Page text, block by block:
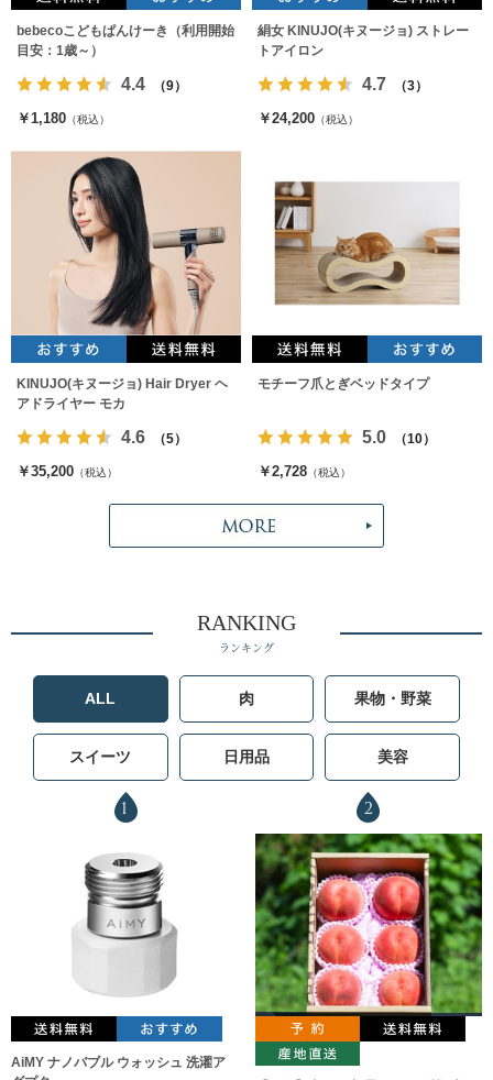
bebecoこどもぱんけーき（利用開始
目安：1歳～）
4.4 （9）
￥1,180 （税込）
絹女 KINUJO(キヌージョ) ストレー
トアイロン
4.7 （3）
￥24,200 （税込）
KINUJO(キヌージョ) Hair Dryer ヘ
アドライヤー モカ
4.6 （5）
￥35,200 （税込）
モチーフ爪とぎベッドタイプ
5.0 （10）
￥2,728 （税込）
RANKING
ランキング
ALL 肉 果物・野菜
スイーツ 日用品 美容
1
AiMY ナノバブル ウォッシュ 洗濯ア
2